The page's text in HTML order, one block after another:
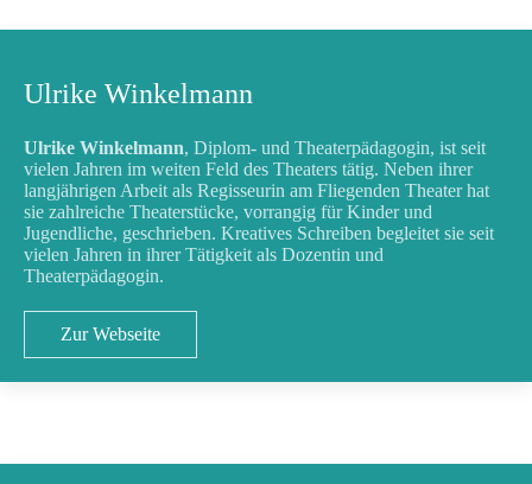
Ulrike Winkelmann
Ulrike Winkelmann, Diplom- und Theaterpädagogin, ist seit
vielen Jahren im weiten Feld des Theaters tätig. Neben ihrer
langjährigen Arbeit als Regisseurin am Fliegenden Theater hat
sie zahlreiche Theaterstücke, vorrangig für Kinder und
Jugendliche, geschrieben. Kreatives Schreiben begleitet sie seit
vielen Jahren in ihrer Tätigkeit als Dozentin und
Theaterpädagogin.
Zur Webseite